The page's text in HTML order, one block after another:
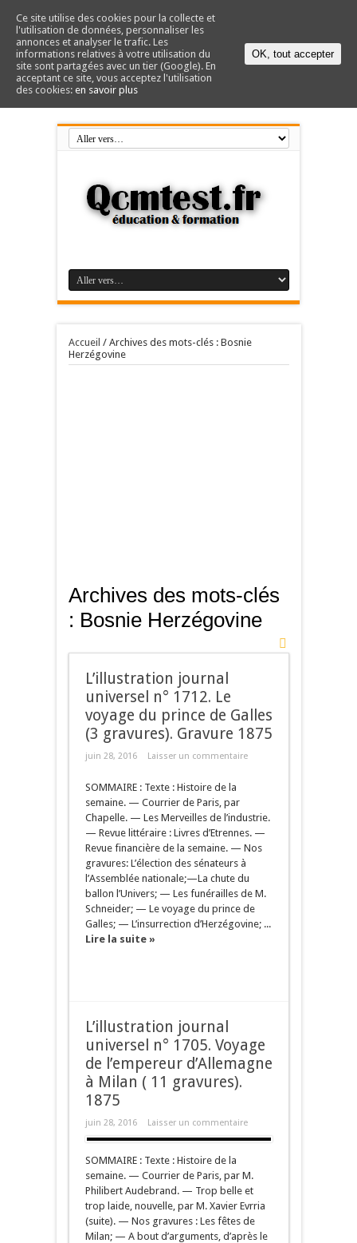
Accueil / Archives des mots-clés : Bosnie
Herzégovine
Archives des mots-clés
: Bosnie Herzégovine
L’illustration journal
universel n° 1712. Le
voyage du prince de Galles
(3 gravures). Gravure 1875
juin 28, 2016 Laisser un commentaire
SOMMAIRE : Texte : Histoire de la
semaine. — Courrier de Paris, par
Chapelle. — Les Merveilles de l’industrie.
— Revue littéraire : Livres d’Etrennes. —
Revue financière de la semaine. — Nos
gravures: L’élection des sénateurs à
l’Assemblée nationale;—La chute du
ballon l’Univers; — Les funérailles de M.
Schneider; — Le voyage du prince de
Galles; — L’insurrection d’Herzégovine; ...
Lire la suite »
L’illustration journal
universel n° 1705. Voyage
de l’empereur d’Allemagne
à Milan ( 11 gravures).
1875
juin 28, 2016 Laisser un commentaire
SOMMAIRE : Texte : Histoire de la
semaine. — Courrier de Paris, par M.
Philibert Audebrand. — Trop belle et
trop laide, nouvelle, par M. Xavier Evrria
(suite). — Nos gravures : Les fêtes de
Milan; — A bout d’arguments, d’après le
Ce site utilise des cookies pour la collecte et
l'utilisation de données, personnaliser les
annonces et analyser le trafic. Les
informations relatives à votre utilisation du
site sont partagées avec un tier (Google). En
acceptant ce site, vous acceptez l'utilisation
des cookies: en savoir plus
OK, tout accepter